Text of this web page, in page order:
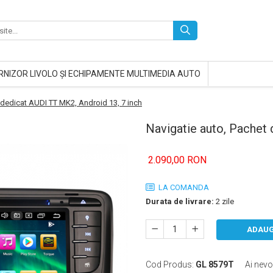
LIVOLO ȘI ECHIPAMENTE MULTIMEDIA AUTO
AUDI TT MK2, Android 13, 7 inch
Navigatie auto, Pachet
2.090,00 RON
LA COMANDA
Durata de livrare: 2 zile
Cod Produs: GL 8579T Ai